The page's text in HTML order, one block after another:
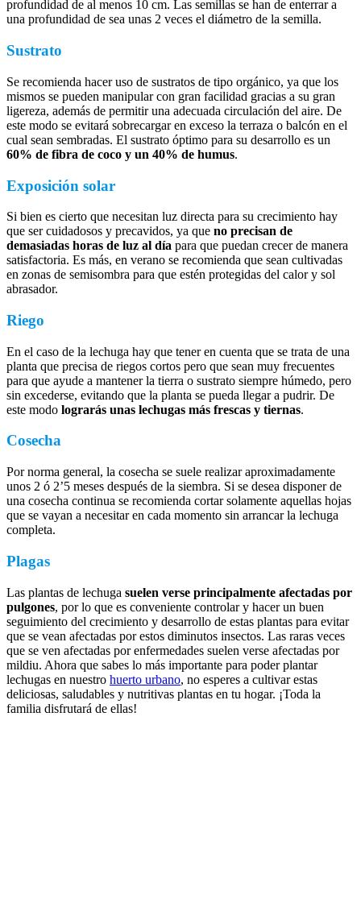
profundidad de al menos 10 cm. Las semillas se han de enterrar a
una profundidad de sea unas 2 veces el diámetro de la semilla.
Sustrato
Se recomienda hacer uso de sustratos de tipo orgánico, ya que los
mismos se pueden manipular con gran facilidad gracias a su gran
ligereza, además de permitir una adecuada circulación del aire. De
este modo se evitará sobrecargar en exceso la terraza o balcón en el
cual sean sembradas. El sustrato óptimo para su desarrollo es un
60% de fibra de coco y un 40% de humus.
Exposición solar
Si bien es cierto que necesitan luz directa para su crecimiento hay
que ser cuidadosos y precavidos, ya que no precisan de
demasiadas horas de luz al día para que puedan crecer de manera
satisfactoria. Es más, en verano se recomienda que sean cultivadas
en zonas de semisombra para que estén protegidas del calor y sol
abrasador.
Riego
En el caso de la lechuga hay que tener en cuenta que se trata de una
planta que precisa de riegos cortos pero que sean muy frecuentes
para que ayude a mantener la tierra o sustrato siempre húmedo, pero
sin excederse, evitando que la planta se pueda llegar a pudrir. De
este modo lograrás unas lechugas más frescas y tiernas.
Cosecha
Por norma general, la cosecha se suele realizar aproximadamente
unos 2 ó 2’5 meses después de la siembra. Si se desea disponer de
una cosecha continua se recomienda cortar solamente aquellas hojas
que se vayan a necesitar en cada momento sin arrancar la lechuga
completa.
Plagas
Las plantas de lechuga suelen verse principalmente afectadas por
pulgones, por lo que es conveniente controlar y hacer un buen
seguimiento del crecimiento y desarrollo de estas plantas para evitar
que se vean afectadas por estos diminutos insectos. Las raras veces
que se ven afectadas por enfermedades suelen verse afectadas por
mildiu. Ahora que sabes lo más importante para poder plantar
lechugas en nuestro huerto urbano, no esperes a cultivar estas
deliciosas, saludables y nutritivas plantas en tu hogar. ¡Toda la
familia disfrutará de ellas!